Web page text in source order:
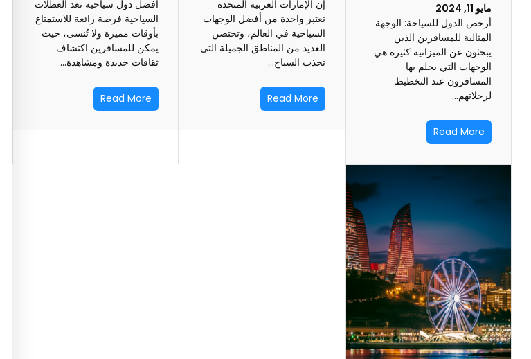
مايو 11, 2024
أرخص الدول للسياحة: الوجهة
المثالية للمسافرين الذين
يبحثون عن الميزانية كثيرة هي
الوجهات التي يحلم بها
المسافرون عند التخطيط
لرحلاتهم…
Read More
إن الإمارات العربية المتحدة
تعتبر واحدة من أفضل الوجهات
السياحية في العالم، وتحتضن
العديد من المناطق الجميلة التي
تجذب السياح…
Read More
أفضل دول سياحية تعد العطلات
السياحية فرصة رائعة للاستمتاع
بأوقات مميزة ولا تُنسى، حيث
يمكن للمسافرين اكتشاف
ثقافات جديدة ومشاهدة…
Read More